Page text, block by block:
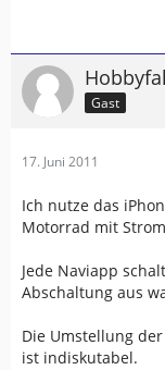
Gast
17. Juni 2011
Ich nutze das
Motorrad mit
Jede Naviapp
Abschaltung aus
Die Umstellung
ist indiskutabel.